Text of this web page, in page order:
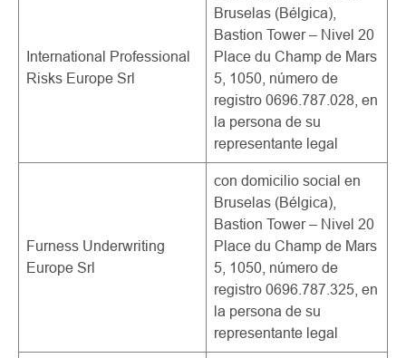
International Professional
Risks Europe Srl
Bruselas (Bélgica),
Bastion Tower – Nivel 20
Place du Champ de Mars
5, 1050, número de
registro 0696.787.028, en
la persona de su
representante legal
Furness Underwriting
Europe Srl
con domicilio social en
Bruselas (Bélgica),
Bastion Tower – Nivel 20
Place du Champ de Mars
5, 1050, número de
registro 0696.787.325, en
la persona de su
representante legal